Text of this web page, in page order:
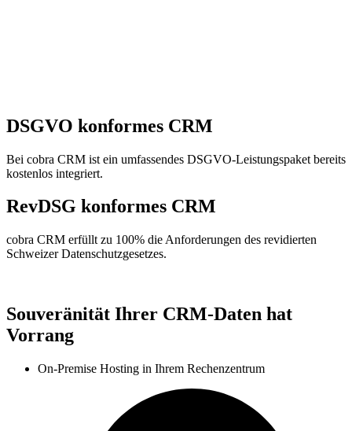
DSGVO konformes CRM
Bei cobra CRM ist ein umfassendes DSGVO-Leistungspaket bereits
kostenlos integriert.
RevDSG konformes CRM
cobra CRM erfüllt zu 100% die Anforderungen des revidierten
Schweizer Datenschutzgesetzes.
Souveränität Ihrer CRM-Daten hat
Vorrang
On-Premise Hosting in Ihrem Rechenzentrum